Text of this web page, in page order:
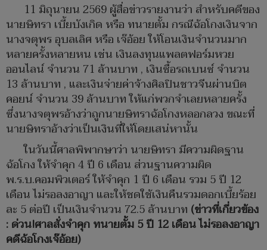
11 มิถุนายน 2569 ผู้สื่อข่าวรายงานว่า สำหรับคดีของ
นายษิทรา เบี้ยบังเกิด หรือ ทนายตั้ม กรณีฉ้อโกงเงินจาก
นางจตุพร อุบลเลิศ หรือ เจ๊อ้อย ให้โอนเงินจำนวนมาก
หลายครั้งหลายหน เช่น เงินลงทุนแพลตฟอร์มหวย
ออนไลน์ จำนวน 71 ล้านบาท , เงินซื้อรถเบนซ์ จำนวน
13 ล้านบาท , และเงินจ่ายค่าจ้างศิลปินชาวจีนผ่านบิต
คอยน์ จำนวน 39 ล้านบาท ให้แก่พวกจำเลยหลายครั้ง
ซึ่งนางจตุพรอ้างว่าถูกนายษิทราฉ้อโกงหลอกลวง ขณะที่
นายษิทราอ้างว่าเป็นเงินที่ให้โดยเสน่หานั้น
ในวันนี้ศาลพิพากษาว่า นายษิทรา มีความผิดฐาน
ฉ้อโกง ให้จำคุก 4 ปี 6 เดือน ส่วนฐานความผิด
พ.ร.บ.คอมพิวเตอร์ ให้จำคุก 1 ปี 6 เดือน รวม 5 ปี 12
เดือน ไม่รอลงอาญา และให้ชดใช้เงินคืนรวมดอกเบี้ยร้อย
ละ 5 ต่อปี เป็นเงินจำนวน 72.5 ล้านบาท (ข่าวที่เกี่ยวข้อง
: ด่วน!ศาลสั่งจำคุก ทนายตั้ม 5 ปี 12 เดือน ไม่รอลงอาญา
คดีฉ้อโกงเจ๊อ้อย)